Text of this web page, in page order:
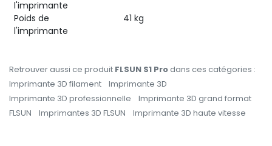
l'imprimante
Poids de
l'imprimante
41 kg
Retrouver aussi ce produit FLSUN S1 Prodans ces catégories :
Imprimante 3D filament
Imprimante 3D
Imprimante 3D professionnelle
Imprimante 3D grand format
FLSUN
Imprimantes 3D FLSUN Imprimante 3D haute vitesse